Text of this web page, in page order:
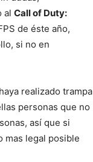
al Call of Duty:
de éste año,
si no en
realizado trampa
personas que no
así que si
mas legal posible